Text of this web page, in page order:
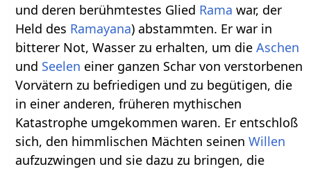
und deren berühmtestes Glied Rama war, der
Held des Ramayana) abstammten. Er war in
bitterer Not, Wasser zu erhalten, um dieAschen
und Seelen einer ganzen Schar von verstorbenen
Vorvätern zu befriedigen und zu begütigen, die
in einer anderen, früheren mythischen
Katastrophe umgekommen waren. Er entschloß
sich, den himmlischen Mächten seinenWillen
aufzuzwingen und sie dazu zu bringen, die